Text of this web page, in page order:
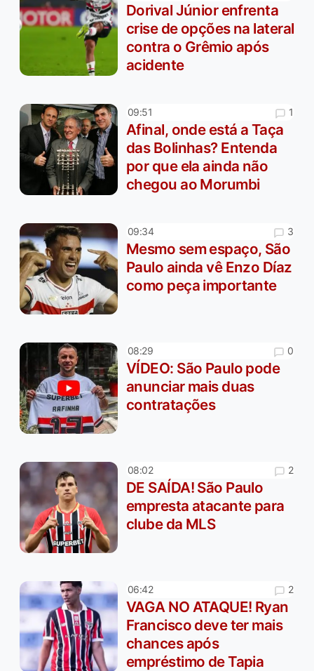
Dorival Júnior enfrenta
crise de opções na lateral
contra o Grêmio após
acidente
09:51 1
Afinal, onde está a Taça
das Bolinhas? Entenda
por que ela ainda não
chegou ao Morumbi
09:34 3
Mesmo sem espaço, São
Paulo ainda vê Enzo Díaz
como peça importante
08:29 0
VÍDEO: São Paulo pode
anunciar mais duas
contratações
08:02 2
DE SAÍDA! São Paulo
empresta atacante para
clube da MLS
06:42 2
VAGA NO ATAQUE! Ryan
Francisco deve ter mais
chances após
empréstimo de Tapia